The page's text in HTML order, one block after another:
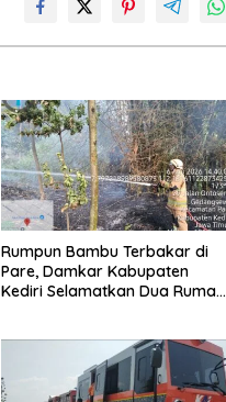
Rumpun Bambu Terbakar di
Pare, Damkar Kabupaten
Kediri Selamatkan Dua Rumah